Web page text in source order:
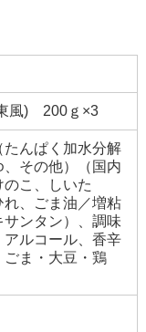
風) 200ｇ×3
たんぱく加水分解
その他）（国内
こ、しいた
、ごま油／増粘
ンタン）、調味
ルコール、香辛
ま・大豆・鶏